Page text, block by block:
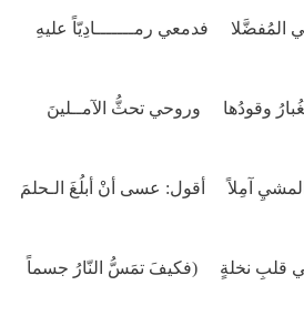
المُفضَّلا فدمعي رمـــــــادِيّاً عليهِ
وقودُها وروحي تحثُّ الآمــلينَ
المشيِ آمِلاً أقول: عسى أنْ أبلُغَ الـحلمَ
في قلبِ نخلةٍ (فكيفَ تمَسُّ النّارُ جسماً